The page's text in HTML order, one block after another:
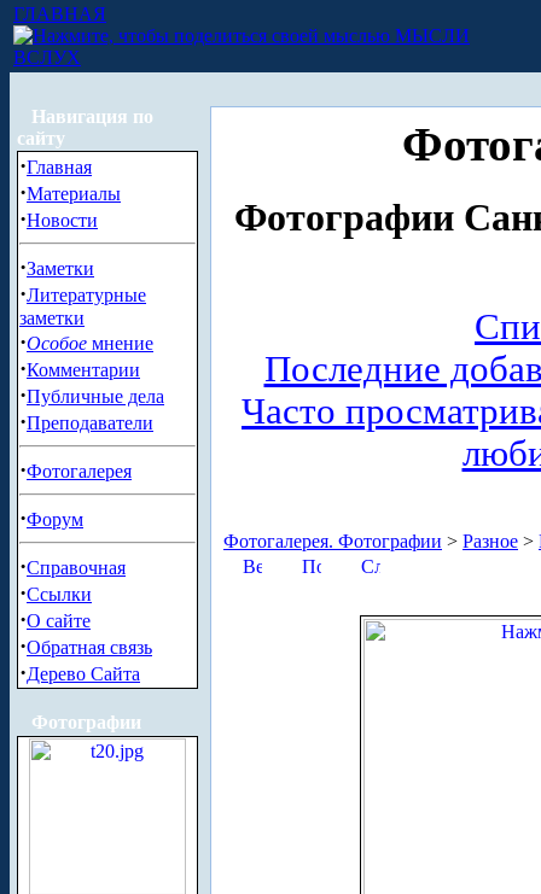
ГЛАВНАЯ
МЫСЛИ
ВСЛУХ
Навигация по
сайту
·Главная
·Материалы
·Новости
·Заметки
·Литературные
заметки
·Особое мнение
·Комментарии
·Публичные дела
·Преподаватели
·Фотогалерея
·Форум
·Справочная
·Ссылки
·О сайте
·Обратная связь
·Дерево Сайта
Фотографии
Фотографии
Последние
Часто
Фотогалерея. Фотографии > Разное >